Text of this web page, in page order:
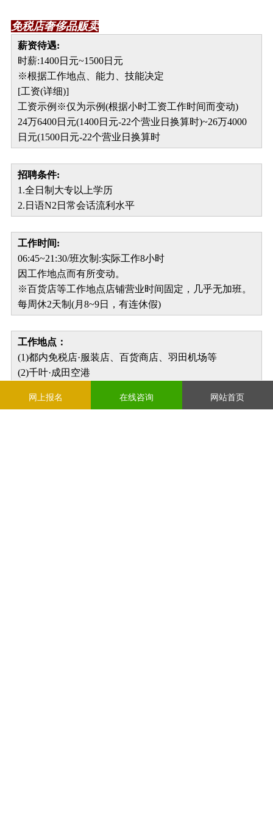
免税店奢侈品贩卖
薪资待遇:
时薪:1400日元~1500日元
※根据工作地点、能力、技能决定
[工资(详细)]
工资示例※仅为示例(根据小时工资工作时间而变动)
24万6400日元(1400日元-22个营业日换算时)~26万4000
日元(1500日元-22个营业日换算时
招聘条件:
1.全日制大专以上学历
2.日语N2日常会话流利水平
工作时间:
06:45~21:30/班次制:实际工作8小时
因工作地点而有所变动。
※百货店等工作地点店铺营业时间固定，几乎无加班。
每周休2天制(月8~9日，有连休假)
工作地点：
(1)都内免税店·服装店、百货商店、羽田机场等
(2)千叶·成田空港
(4)关西地区(关西国际机场、临空购物中心)
网上报名 在线咨询 网站首页